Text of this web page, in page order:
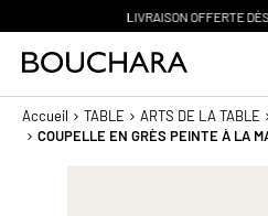
Accueil TABLE ARTS DE LA TABLE
COUPELLE EN GRÈS PEINTE À LA